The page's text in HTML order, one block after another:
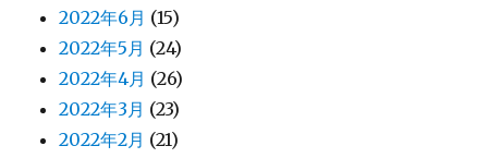
2022年6月 (15)
2022年5月 (24)
2022年4月 (26)
2022年3月 (23)
2022年2月 (21)